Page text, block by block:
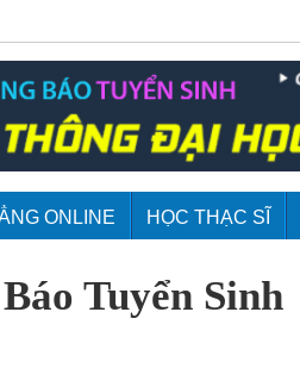
ONLINE HỌC THẠC SĨ
Tuyển Sinh